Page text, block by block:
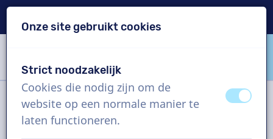
VoiceProductions
Filter
Onze site gebruikt cookies
Strict noodzakelijk
Cookies die nodig zijn om de
website op een normale manier te
laten functioneren.
uitaan